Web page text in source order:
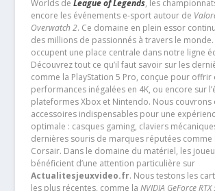
Worlds de League of Legends, les
encore les événements e-sport autour de
Overwatch 2. Ce domaine en plein essor
des millions de passionnés à travers le
occupent une place centrale dans notre ligne
Découvrez tout ce qu’il faut savoir sur les
comme la PlayStation 5 Pro, conçue pour offrir
performances inégalées en 4K, ou encore sur
plateformes Xbox et Nintendo. Nous couvrons
accessoires indispensables pour une
optimale : casques gaming, claviers
dernières souris de marques réputées comme
Corsair. Dans le domaine du matériel, les
bénéficient d’une attention particulière sur
Actualitesjeuxvideo.fr. Nous testons les
les plus récentes, comme la NVIDIA GeForce